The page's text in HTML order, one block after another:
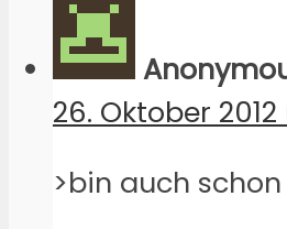
26. Oktober
>bin auch